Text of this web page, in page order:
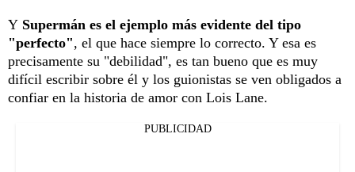
Y Supermán es el ejemplo más evidente del tipo
"perfecto", el que hace siempre lo correcto. Y esa es
precisamente su "debilidad", es tan bueno que es muy
difícil escribir sobre él y los guionistas se ven obligados a
confiar en la historia de amor con Lois Lane.
PUBLICIDAD